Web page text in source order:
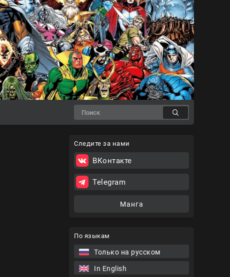
По языкам
Только на русском
In English
Следите за нами
ВКонтакте
Telegram
Манга